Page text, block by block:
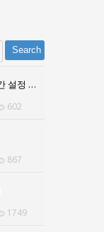
Search
중간배당 기준일 및 주주명부 폐쇄기간 설정 공고문
602
867
1749